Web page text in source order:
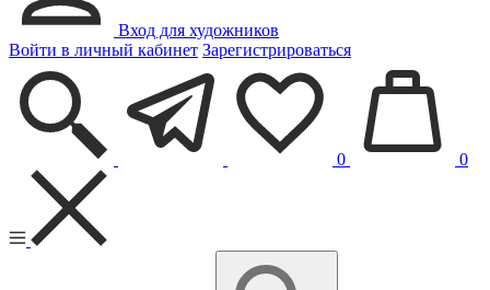
Вход для художников
Войти в личный кабинет Зарегистрироваться
0 0